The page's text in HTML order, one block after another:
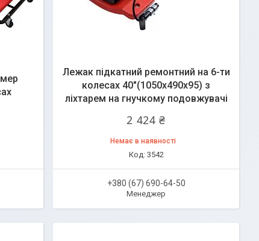
Лежак підкатний ремонтний на 6-ти
колесах 40"(1050х490х95) з
ліхтарем на гнучкому подовжувачі
2 424 ₴
Немає в наявності
3542
+380 (67) 690-64-50
Менеджер